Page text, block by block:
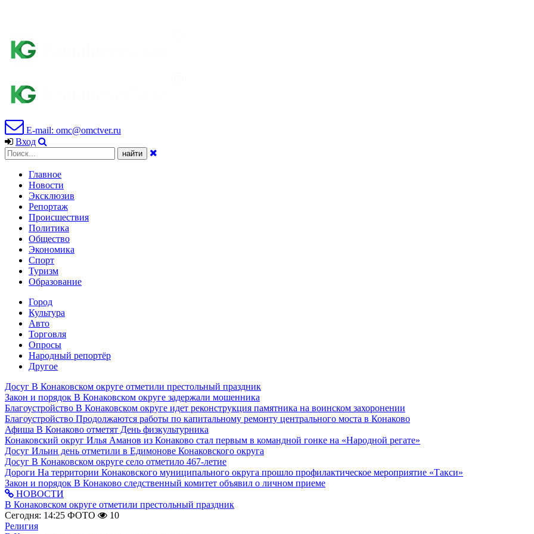
E-mail: omc@omctver.ru
Вход
Главное
Новости
Эксклюзив
Репортаж
Происшествия
Политика
Общество
Экономика
Спорт
Туризм
Образование
Город
Культура
Авто
Торговля
Опросы
Народный репортёр
Другое
Досуг В Конаковском округе отметили престольный праздник
Закон и порядок В Конаковском округе задержали мошенника
Благоустройство В Конаковском округе идет реконструкция памятника на воинском захоронении
Благоустройство Продолжаются работы по капитальному ремонту центрального моста в Конаково
Афиша В Конаково отметят День физкультурника
Конаковский округ Илья Аманов из Конаково стал первым в командной гонке на «Народной регате»
Досуг Ильин день отметили в Едимонове Конаковского округа
Досуг В Конаковском округе село отметило 467-летие
Дороги На территории Конаковского муниципального округа прошло профилактическое мероприятие «Такси»
Закон и порядок В Конаково следственный комитет объявил о личном приеме
НОВОСТИ
В Конаковском округе отметили престольный праздник
Сегодня: 14:25 ФОТО
10
Религия